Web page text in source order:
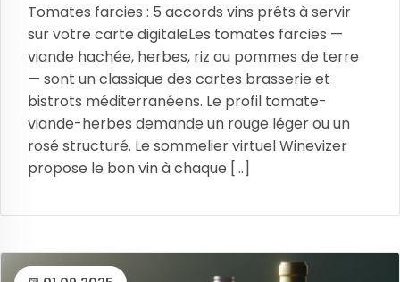
Tomates farcies : 5 accords vins prêts à servir
sur votre carte digitaleLes tomates farcies —
viande hachée, herbes, riz ou pommes de terre
— sont un classique des cartes brasserie et
bistrots méditerranéens. Le profil tomate-
viande-herbes demande un rouge léger ou un
rosé structuré. Le sommelier virtuel Winevizer
propose le bon vin à chaque [...]